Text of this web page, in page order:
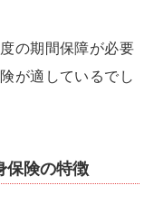
の期間保障が必要
が適しているでし
保険の特徴